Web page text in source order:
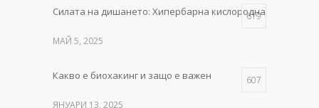
Силата на дишането: Хипербарна кислородна терапия в
619
МАЙ 5, 2025
Какво е биохакинг и защо е важен 607
ЯНУАРИ 13, 2025